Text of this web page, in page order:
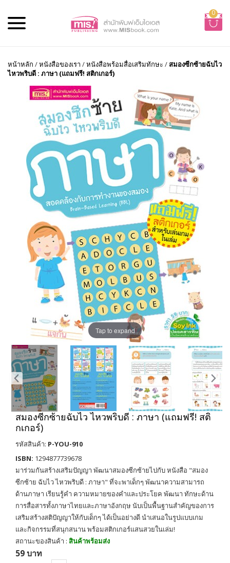
0
หน้าหลัก /หนังสือของเรา /หนังสือพร้อมสื่อเสริมทักษะ /สมองซีกซ้ายฉับไว
ไหวพริบดี : ภาษา (แถมฟรี! สติกเกอร์)
Tap to expand
สมองซีกซ้ายฉับไว ไหวพริบดี : ภาษา (แถมฟรี! สติ
กเกอร์)
รหัสสินค้า: P-YOU-910
ISBN: 1294877739678
มาร่วมกันสร้างเสริมปัญญา พัฒนาสมองซีกซ้ายไปกับ หนังสือ "สมอง
ซีกซ้าย ฉับไว ไหวพริบดี : ภาษา" ที่จะพาเด็กๆ พัฒนาความสามารถ
ด้านภาษา เรียนรู้คำ ความหมายของคำและประโยค พัฒนา ทักษะด้าน
การสื่อสารทั้งภาษาไทยและภาษาอังกฤษ นับเป็นพื้นฐานสำคัญของการ
เสริมสร้างสติปัญญาให้กับเด็กๆ ได้เป็นอย่างดี นำเสนอในรูปแบบเกม
และกิจกรรมที่สนุกสนาน พร้อมสติกเกอร์แสนสวยในเล่ม!
สถานะของสินค้า : สินค้าพร้อมส่ง
59 บาท